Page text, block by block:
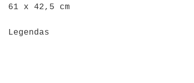
61 x 42,5 cm
Legendas